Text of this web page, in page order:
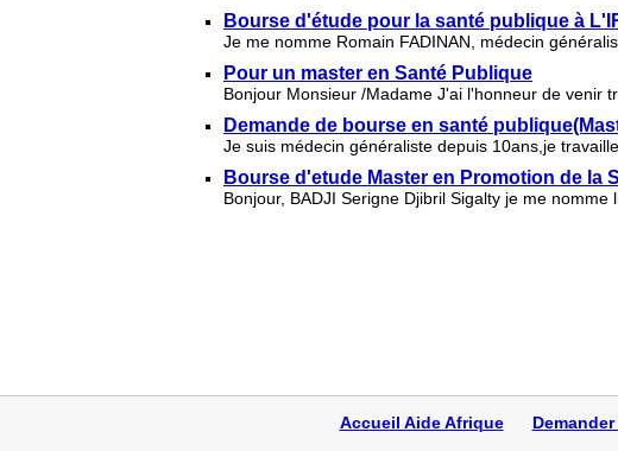
Bourse d'étude pour la santé publique à
Je me nomme Romain FADINAN, médecin
Pour un master en Santé Publique
Bonjour Monsieur /Madame J'ai l'honneur de venir
Demande de bourse en santé
Je suis médecin généraliste depuis 10ans,je
Bourse d'etude Master en Promotion de la
Bonjour, BADJI Serigne Djibril Sigalty je me
Accueil Aide Afrique